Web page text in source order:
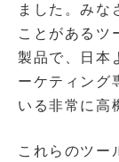
ました。みな
ことがあるツ
製品で、日本
ーケティング
いる非常に高
これらのツー